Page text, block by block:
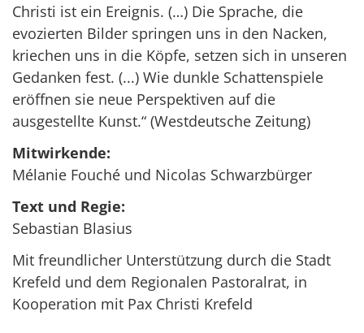
Christi ist ein Ereignis. (…) Die Sprache, die
evozierten Bilder springen uns in den Nacken,
kriechen uns in die Köpfe, setzen sich in unseren
Gedanken fest. (...) Wie dunkle Schattenspiele
eröffnen sie neue Perspektiven auf die
ausgestellte Kunst.“ (Westdeutsche Zeitung)
Mitwirkende:
Mélanie Fouché und Nicolas Schwarzbürger
Text und Regie:
Sebastian Blasius
Mit freundlicher Unterstützung durch die Stadt
Krefeld und dem Regionalen Pastoralrat, in
Kooperation mit Pax Christi Krefeld